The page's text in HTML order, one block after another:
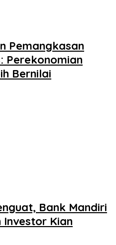
Pemangkasan
Perekonomian
Bernilai
Bank Mandiri
Kian